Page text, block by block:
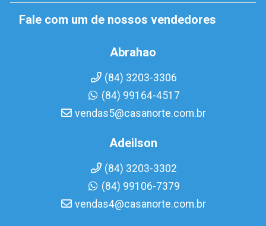
Fale com um de nossos vendedores
Abrahao
(84) 3203-3306
(84) 99164-4517
vendas5@casanorte.com.br
Adeilson
(84) 3203-3302
(84) 99106-7379
vendas4@casanorte.com.br